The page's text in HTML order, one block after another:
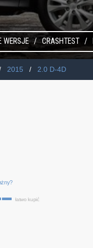
WERSJE CRASHTEST
2015 2.0 D-4D
łatwo kupić